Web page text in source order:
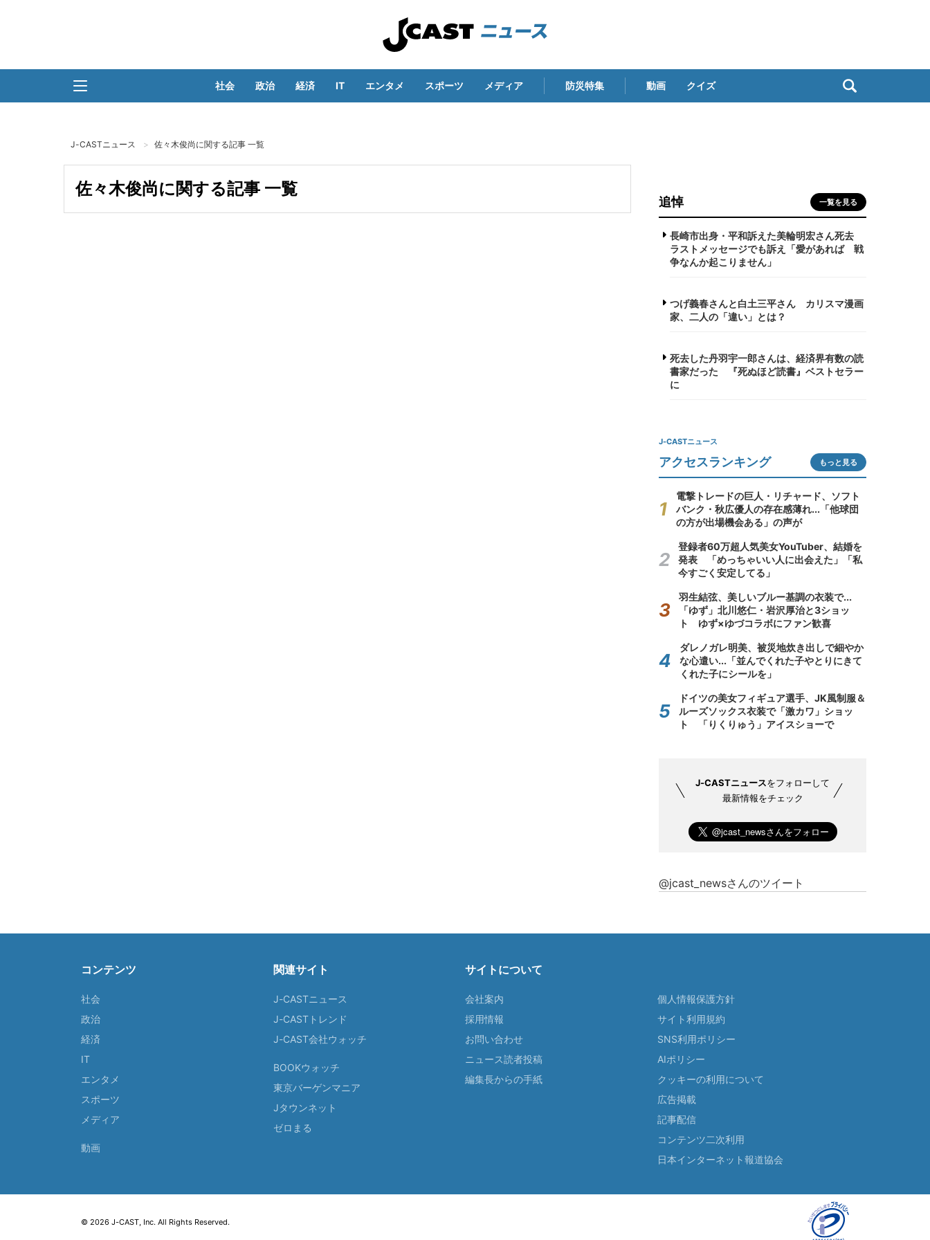
社会 政治 経済 IT エンタメ スポーツ メディア 防災特集 動画 クイズ
J-CASTニュース 佐々木俊尚に関する記事 一覧
佐々木俊尚に関する記事 一覧
追悼 一覧を見る
長崎市出身・平和訴えた美輪明宏さん死去
ラストメッセージでも訴え「愛があれば 戦
争なんか起こりません」
つげ義春さんと白土三平さん カリスマ漫画
家、二人の「違い」とは？
死去した丹羽宇一郎さんは、経済界有数の読
書家だった 『死ぬほど読書』ベストセラー
に
J-CASTニュース
アクセスランキング もっと見る
電撃トレードの巨人・リチャード、ソフト
バンク・秋広優人の存在感薄れ...「他球団
の方が出場機会ある」の声が
登録者60万超人気美女YouTuber、結婚を
発表 「めっちゃいい人に出会えた」「私
今すごく安定してる」
羽生結弦、美しいブルー基調の衣装で...
「ゆず」北川悠仁・岩沢厚治と3ショッ
ト ゆず×ゆづコラボにファン歓喜
ダレノガレ明美、被災地炊き出しで細やか
な心遣い...「並んでくれた子やとりにきて
くれた子にシールを」
ドイツの美女フィギュア選手、JK風制服＆
ルーズソックス衣装で「激カワ」ショッ
ト 「りくりゅう」アイスショーで
J-CASTニュースをフォローして
最新情報をチェック
@jcast_newsさんのツイート
コンテンツ
社会
政治
経済
IT
エンタメ
スポーツ
メディア
動画
関連サイト
J-CASTニュース
J-CASTトレンド
J-CAST会社ウォッチ
BOOKウォッチ
東京バーゲンマニア
Jタウンネット
ゼロまる
サイトについて
会社案内
採用情報
お問い合わせ
ニュース読者投稿
編集長からの手紙
個人情報保護方針
サイト利用規約
SNS利用ポリシー
AIポリシー
クッキーの利用について
広告掲載
記事配信
コンテンツ二次利用
日本インターネット報道協会
© 2026 J-CAST, Inc. All Rights Reserved.